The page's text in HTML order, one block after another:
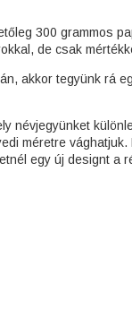
300 grammos
de csak
akkor tegyünk rá
névjegyünket
méretre
egy új designt a